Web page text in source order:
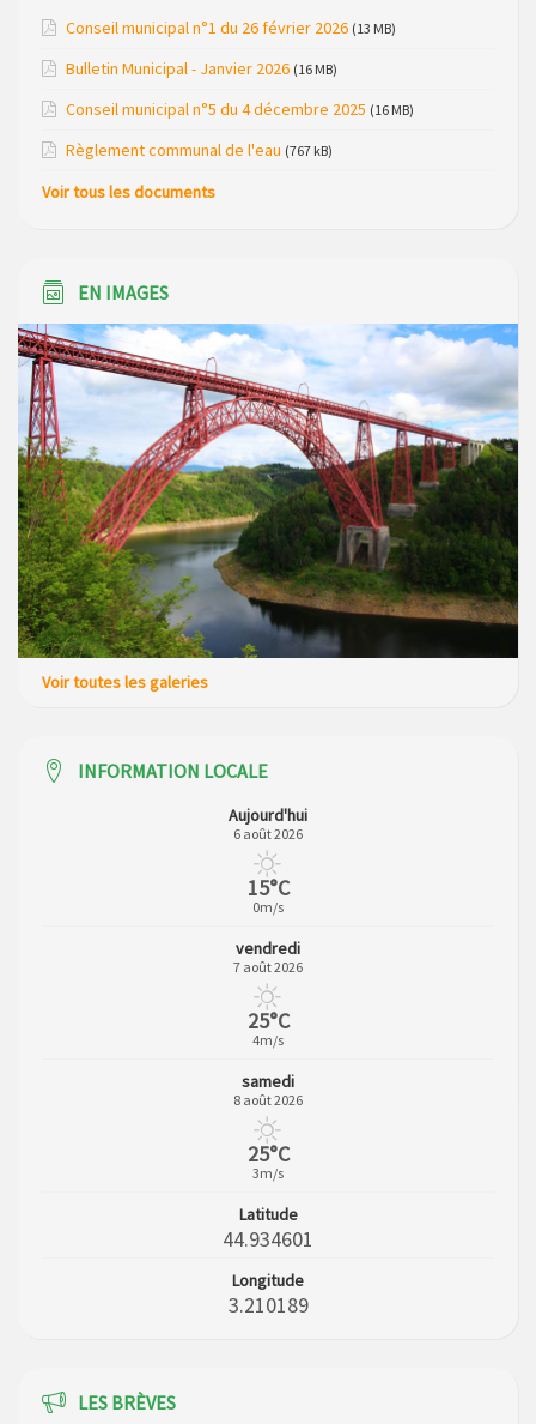
Modification de gestion du camping de Saint Just, ses
bungalows bois, ses chalets et sa piscine
Loubaresse le vendredi 20 mars 2026
2026
Conseil municipal n°1 du 26 février 2026 (13 MB)
Bulletin Municipal - Janvier 2026 (16 MB)
Conseil municipal n°5 du 4 décembre 2025 (16 MB)
Règlement communal de l'eau (767 kB)
Voir tous les documents
EN IMAGES
Voir toutes les galeries
INFORMATION LOCALE
Aujourd'hui
6 août 2026
15°C
0m/s
vendredi
7 août 2026
25°C
4m/s
samedi
8 août 2026
25°C
3m/s
Latitude
44.934601
Longitude
3.210189
LES BRÈVES